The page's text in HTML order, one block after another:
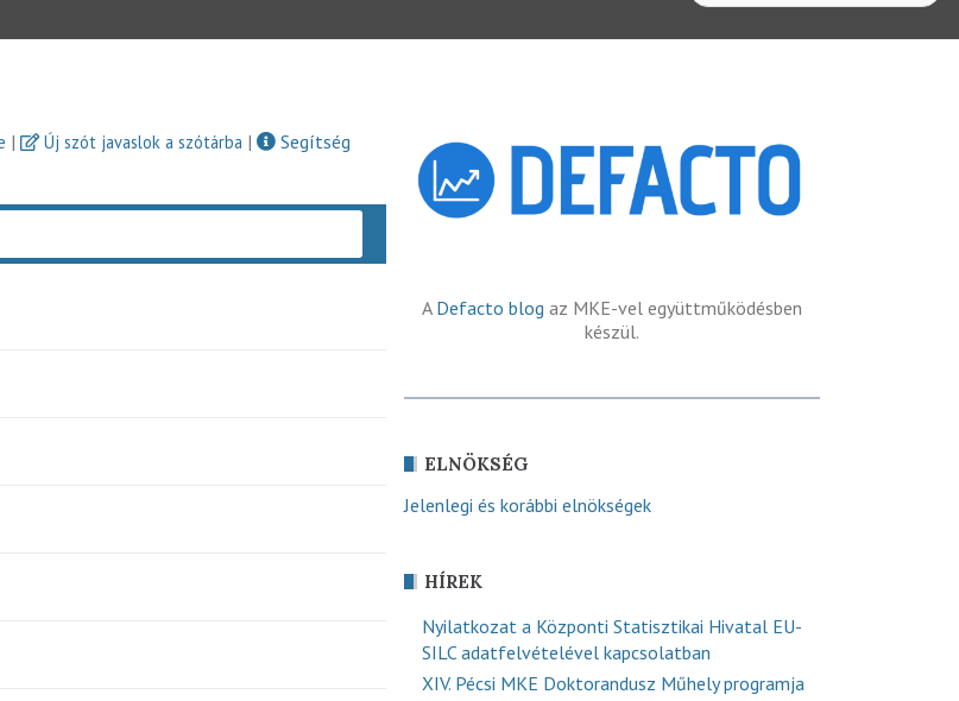
| Új szót javaslok a szótárba |
Segítség
A Defacto blog az MKE-vel együttműködésben
készül.
ELNÖKSÉG
Jelenlegi és korábbi elnökségek
HÍREK
Nyilatkozat a Központi Statisztikai Hivatal EU-
SILC adatfelvételével kapcsolatban
XIV. Pécsi MKE Doktorandusz Műhely programja